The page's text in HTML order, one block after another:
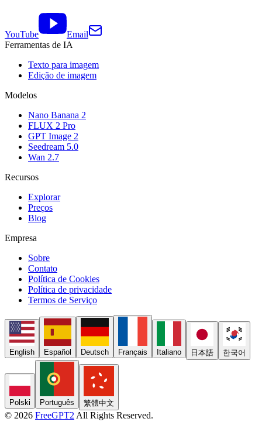
YouTube
Email
Ferramentas de IA
Texto para imagem
Edição de imagem
Modelos
Nano Banana 2
FLUX 2 Pro
GPT Image 2
Seedream 5.0
Wan 2.7
Recursos
Explorar
Preços
Blog
Empresa
Sobre
Contato
Política de Cookies
Política de privacidade
Termos de Serviço
English Español Deutsch Français Italiano 日本語 한국어
Polski Português 繁體中文
© 2026 FreeGPT2 All Rights Reserved.